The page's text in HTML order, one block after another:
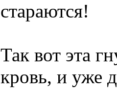
стараются!
Так вот эта
кровь, и уже